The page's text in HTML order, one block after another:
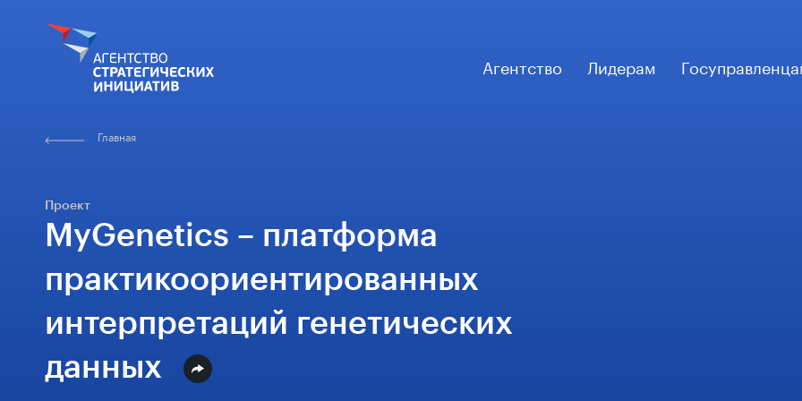
Агентство Лидерам
Главная
Проект
MyGenetics – платформа
практикоориентированных
интерпретаций генетических
данных